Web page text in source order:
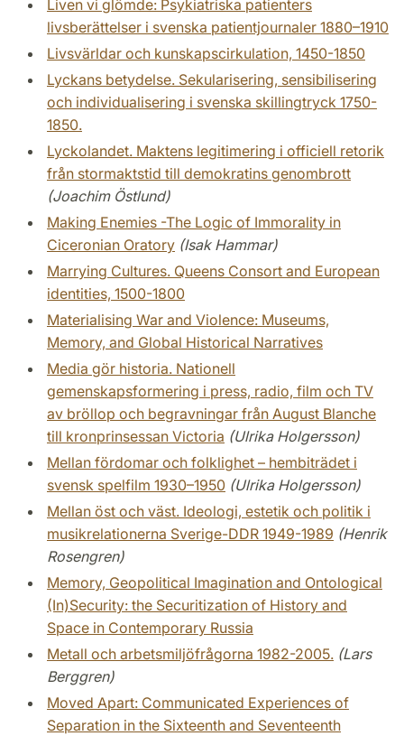
Liven vi glömde: Psykiatriska patienters
livsberättelser i svenska patientjournaler 1880–1910
Livsvärldar och kunskapscirkulation, 1450-1850
Lyckans betydelse. Sekularisering, sensibilisering
och individualisering i svenska skillingtryck 1750-
1850.
Lyckolandet. Maktens legitimering i officiell retorik
från stormaktstid till demokratins genombrott
(Joachim Östlund)
Making Enemies -The Logic of Immorality in
Ciceronian Oratory (Isak Hammar)
Marrying Cultures. Queens Consort and European
identities, 1500-1800
Materialising War and Violence: Museums,
Memory, and Global Historical Narratives
Media gör historia. Nationell
gemenskapsformering i press, radio, film och TV
av bröllop och begravningar från August Blanche
till kronprinsessan Victoria (Ulrika Holgersson)
Mellan fördomar och folklighet – hembiträdet i
svensk spelfilm 1930–1950 (Ulrika Holgersson)
Mellan öst och väst. Ideologi, estetik och politik i
musikrelationerna Sverige-DDR 1949-1989 (Henrik
Rosengren)
Memory, Geopolitical Imagination and Ontological
(In)Security: the Securitization of History and
Space in Contemporary Russia
Metall och arbetsmiljöfrågorna 1982-2005. (Lars
Berggren)
Moved Apart: Communicated Experiences of
Separation in the Sixteenth and Seventeenth